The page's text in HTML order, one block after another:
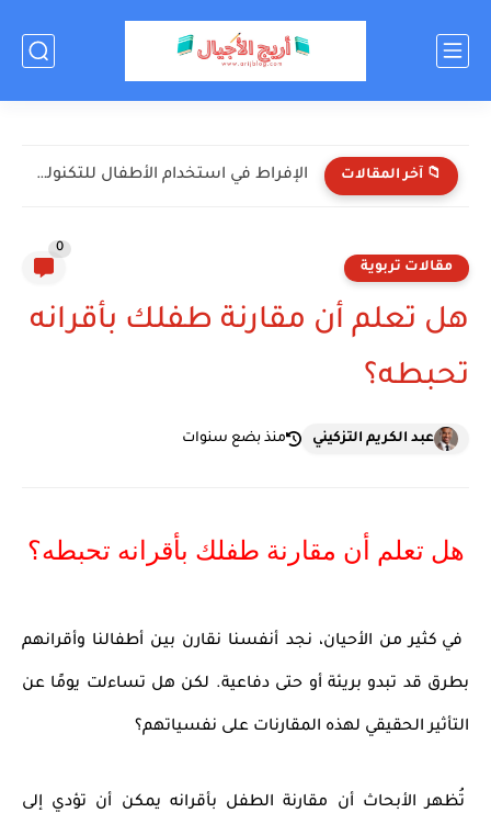
📁 آخر المقالات الإفراط في استخدام الأطفال للتكنولوجيا: الأضرار والحلول
مقالات تربوية
0
هل تعلم أن مقارنة طفلك بأقرانه
تحبطه؟
عبد الكريم التزكيني منذ بضع سنوات
هل تعلم أن مقارنة طفلك بأقرانه تحبطه؟
في كثير من الأحيان، نجد أنفسنا نقارن بين أطفالنا وأقرانهم
بطرق قد تبدو بريئة أو حتى دفاعية. لكن هل تساءلت يومًا عن
التأثير الحقيقي لهذه المقارنات على نفسياتهم؟
تُظهر الأبحاث أن مقارنة الطفل بأقرانه يمكن أن تؤدي إلى